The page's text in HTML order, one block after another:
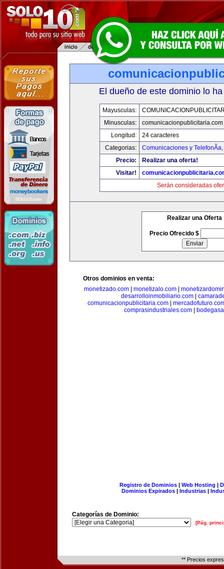
El dueño de este dominio lo
Mayusculas:
Minusculas:
comunicacionpublicitaria.com
Longitud:
24 caracteres
Categorias:
Comunicaciones y TelefonÃ­a,
Precio:
Realizar una oferta!
Visitar!
Serán consideradas
Realizar una Oferta
Precio Ofrecido $
Otros dominios en venta:
monetizado.com
monetizalo.com
desarrolloinmobiliario.com
comunicacionpublicitaria.com|
comprasindustriales.com|
Registro de Dominios| Web Hosting |
Dominios Expirados | Industrias |
Categorías de Dominio:
[Pág.
** Precios